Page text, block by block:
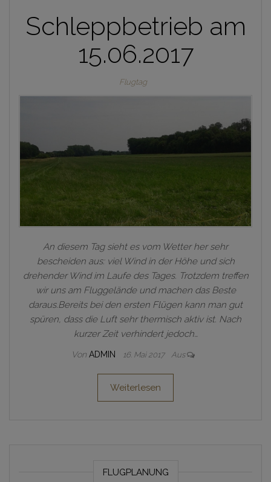
Schleppbetrieb am
15.06.2017
Flugtag
An diesem Tag sieht es vom Wetter her sehr
bescheiden aus: viel Wind in der Höhe und sich
drehender Wind im Laufe des Tages. Trotzdem treffen
wir uns am Fluggelände und machen das Beste
daraus.Bereits bei den ersten Flügen kann man gut
spüren, dass die Luft sehr thermisch aktiv ist. Nach
kurzer Zeit verhindert jedoch…
Von ADMIN 16. Mai 2017 Aus
Weiterlesen
FLUGPLANUNG